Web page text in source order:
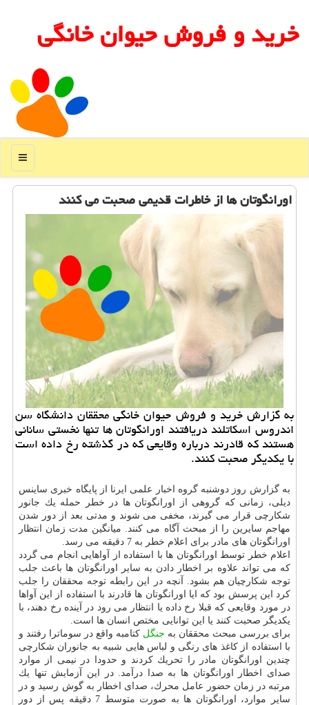
خرید و فروش حیوان خانگی
منو
اورانگوتان ها از خاطرات قدیمی صحبت می كنند
به گزارش خرید و فروش حیوان خانگی محققان دانشگاه سن
اندروس اسكاتلند دریافتند اورانگوتان ها تنها نخستی سانانی
هستند كه قادرند درباره وقایعی كه در گذشته رخ داده است
با یكدیگر صحبت كنند.
به گزارش روز دوشنبه گروه اخبار علمی ایرنا از پایگاه خبری ساینس
دیلی، زمانی كه گروهی از اورانگوتان ها در خطر حمله یك جانور
شكارچی قرار می گیرند، مخفی می شوند و مدتی بعد از دور شدن
مهاجم سایرین را از مبحث آگاه می كنند. میانگین مدت زمان انتظار
اورانگوتان های مادر برای اعلام خطر به 7 دقیقه می رسد.
اعلام خطر توسط اورانگوتان ها با استفاده از آواهایی انجام می گردد
كه می تواند علاوه بر اخطار دادن به سایر اورانگوتان ها باعث جلب
توجه شكارچیان هم بشود. آنچه در این رابطه توجه محققان را جلب
كرد این پرسش بود كه ایا اورانگوتان ها قادرند با استفاده از این آواها
در مورد وقایعی كه قبلا رخ داده یا انتظار می رود در آینده رخ دهند، با
یكدیگر صحبت كنند یا این توانایی مختص انسان ها است.
برای بررسی مبحث محققان به جنگل كتامبه واقع در سوماترا رفتند و
با استفاده از كاغذ های رنگی و لباس هایی شبیه به جانوران شكارچی
چندین اورانگوتان مادر را تحریك كردند و حدودا در نیمی از موارد
صدای اخطار اورانگوتان ها به صدا درآمد. در این آزمایش تنها یك
مرتبه در زمان حضور عامل محرك، صدای اخطار به گوش رسید و در
سایر موارد، اورانگوتان ها به صورت متوسط 7 دقیقه پس از دور